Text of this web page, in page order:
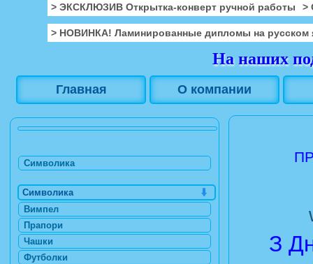
> ЭКСКЛЮЗИВ Открытка-конверт ручной работы >
> НОВИНКА! Ламинированные дипломы на русском
На наших
Главная О компании
З
Символика
Символика
Вимпел
Прапори
Чашки
Футболки